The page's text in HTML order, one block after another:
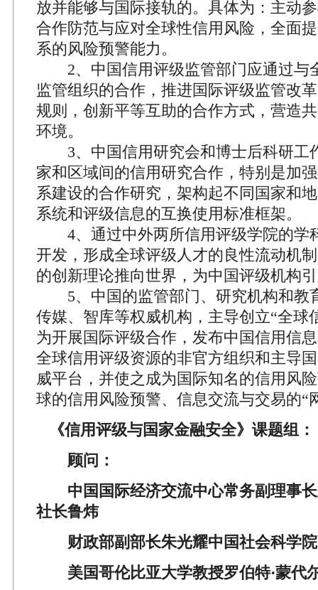
放并能够与国际接轨的。具体为：主动
合作防范与应对全球性信用风险，全面
系的风险预警能力。
2、中国信用评级监管部门应通过与
监管组织的合作，推进国际评级监管改
规则，创新平等互助的合作方式，营造
环境。
3、中国信用研究会和博士后科研工
家和区域间的信用研究合作，特别是加
系建设的合作研究，架构起不同国家和
系统和评级信息的互换使用标准框架。
4、通过中外两所信用评级学院的学
开发，形成全球评级人才的良性流动机
的创新理论推向世界，为中国评级机构
5、中国的监管部门、研究机构和教
传媒、智库等权威机构，主导创立“全球
为开展国际评级合作，发布中国信用信
全球信用评级资源的非官方组织和主导
威平台，并使之成为国际知名的信用风
球的信用风险预警、信息交流与交易的“
《信用评级与国家金融安全》课题组：
顾问：
中国国际经济交流中心常务副理事
社长鲁炜
财政部副部长朱光耀中国社会科学院
美国哥伦比亚大学教授罗伯特·蒙代